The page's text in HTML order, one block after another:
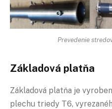
Prevedenie
Základová platňa
Základová platňa je
plechu triedy T6,